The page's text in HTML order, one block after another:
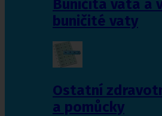
Buničitá vata a
buničité vaty
Ostatní
a pomůcky